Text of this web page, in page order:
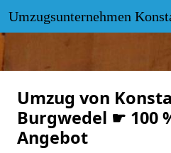
Umzugsunternehmen
Umzug von
Burgwedel ☛ 100
Angebot